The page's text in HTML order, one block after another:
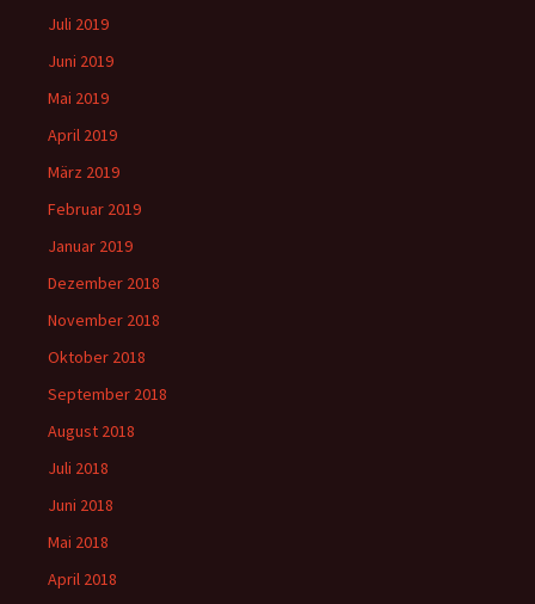
Juli 2019
Juni 2019
Mai 2019
April 2019
März 2019
Februar 2019
Januar 2019
Dezember 2018
November 2018
Oktober 2018
September 2018
August 2018
Juli 2018
Juni 2018
Mai 2018
April 2018